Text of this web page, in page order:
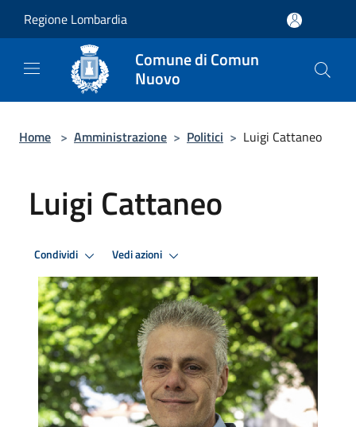
Regione Lombardia
Comune di Comun
Nuovo
Home > Amministrazione > Politici > Luigi Cattaneo
Luigi Cattaneo
Condividi Vedi azioni